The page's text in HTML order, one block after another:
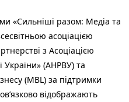
«Сильніші разом: Медіа та
асоціацією
з Асоціацією
України» (АНРВУ) та
(MBL) за підтримки
відображають